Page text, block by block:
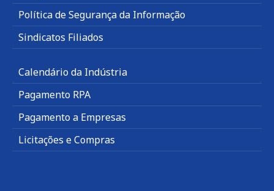
Política de Segurança da Informação
Sindicatos Filiados
Calendário da Indústria
Pagamento RPA
Pagamento a Empresas
Licitações e Compras